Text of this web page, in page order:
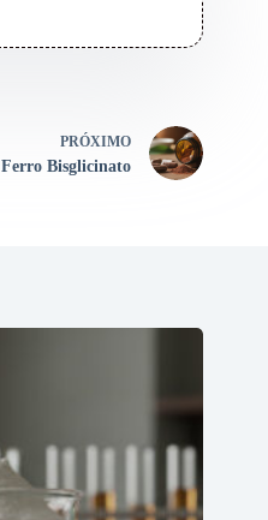
PRÓXIMO
Ferro Bisglicinato